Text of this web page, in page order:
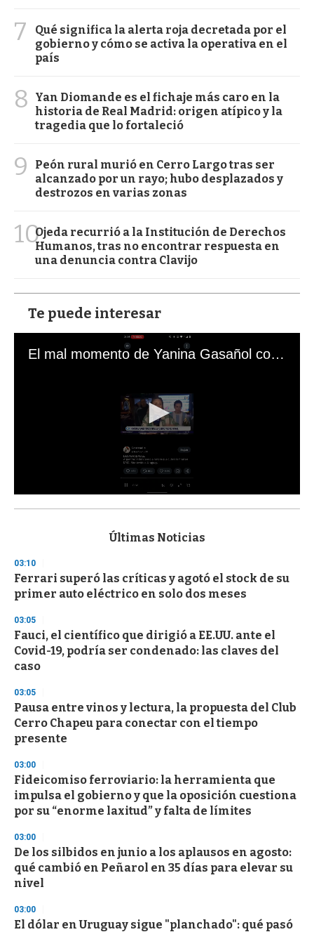
7
Qué significa la alerta roja decretada por el
gobierno y cómo se activa la operativa en el
país
8
Yan Diomande es el fichaje más caro en la
historia de Real Madrid: origen atípico y la
tragedia que lo fortaleció
9
Peón rural murió en Cerro Largo tras ser
alcanzado por un rayo; hubo desplazados y
destrozos en varias zonas
10Ojeda recurrió a la Institución de Derechos
Humanos, tras no encontrar respuesta en
una denuncia contra Clavijo
Te puede interesar
El mal momento de Yanina Gasañol con un hincha argentino en "Subrayado"
s
d
s
o
f
3
s
e
c
o
d
s
Últimas Noticias
03:10
Ferrari superó las críticas y agotó el stock de su
primer auto eléctrico en solo dos meses
03:05
Fauci, el científico que dirigió a EE.UU. ante el
Covid-19, podría ser condenado: las claves del
caso
03:05
Pausa entre vinos y lectura, la propuesta del Club
Cerro Chapeu para conectar con el tiempo
presente
03:00
Fideicomiso ferroviario: la herramienta que
impulsa el gobierno y que la oposición cuestiona
por su “enorme laxitud” y falta de límites
03:00
De los silbidos en junio a los aplausos en agosto:
qué cambió en Peñarol en 35 días para elevar su
nivel
03:00
El dólar en Uruguay sigue "planchado": qué pasó